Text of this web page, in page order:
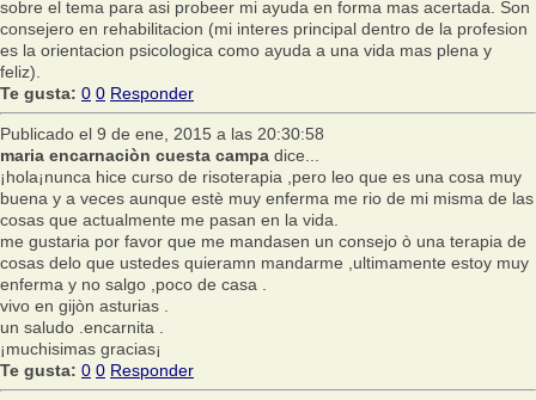
sobre el tema para asi probeer mi ayuda en forma mas acertada. Son
consejero en rehabilitacion (mi interes principal dentro de la profesion
es la orientacion psicologica como ayuda a una vida mas plena y
feliz).
Te gusta: 0 0 Responder
Publicado el 9 de ene, 2015 a las 20:30:58
maria encarnaciòn cuesta campa dice...
¡hola¡nunca hice curso de risoterapia ,pero leo que es una cosa muy
buena y a veces aunque estè muy enferma me rio de mi misma de las
cosas que actualmente me pasan en la vida.
me gustaria por favor que me mandasen un consejo ò una terapia de
cosas delo que ustedes quieramn mandarme ,ultimamente estoy muy
enferma y no salgo ,poco de casa .
vivo en gijòn asturias .
un saludo .encarnita .
¡muchisimas gracias¡
Te gusta: 0 0 Responder